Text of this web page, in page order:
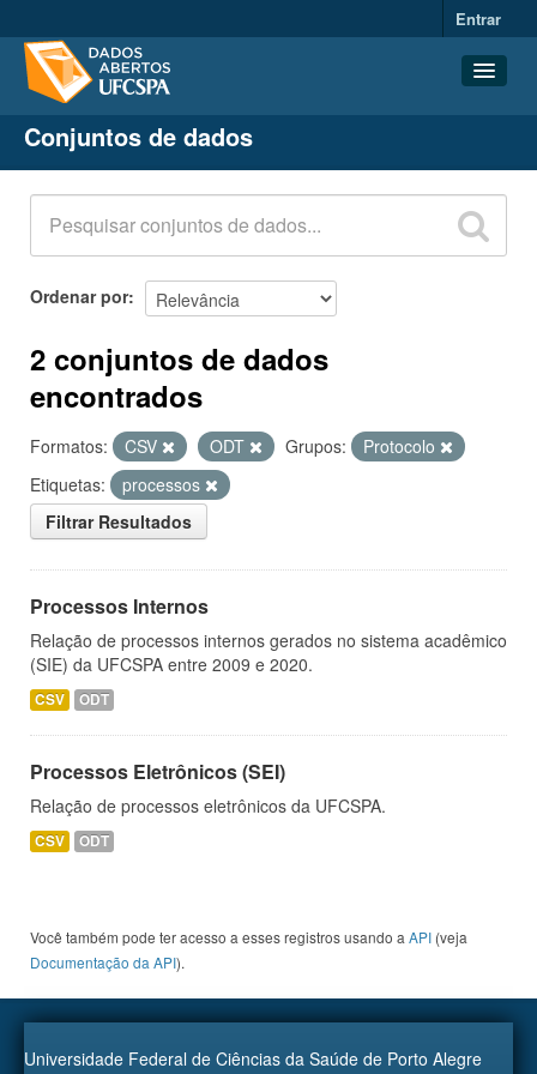
Entrar
Conjuntos de dados
Organizações
Grupos
Sobre
Conjuntos de dados
Ordenar por
2 conjuntos de dados
encontrados
Formatos: CSV ODT Grupos:
Protocolo
Etiquetas:
processos
Filtrar Resultados
Processos Internos
Relação de processos internos gerados no sistema acadêmico
(SIE) da UFCSPA entre 2009 e 2020.
CSV ODT
Processos Eletrônicos (SEI)
Relação de processos eletrônicos da UFCSPA.
CSV ODT
Você também pode ter acesso a esses registros usando a API (veja
Documentação da API).
Universidade Federal de Ciências da Saúde de Porto Alegre